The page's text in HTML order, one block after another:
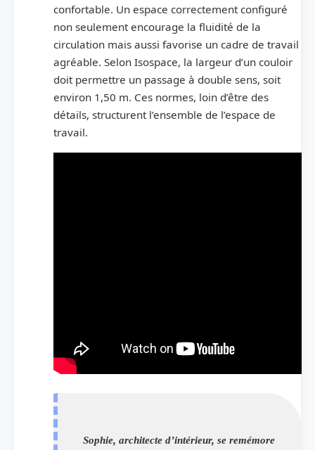
confortable. Un espace correctement configuré
non seulement encourage la fluidité de la
circulation mais aussi favorise un cadre de travail
agréable. Selon Isospace, la largeur d’un couloir
doit permettre un passage à double sens, soit
environ 1,50 m. Ces normes, loin d’être des
détails, structurent l’ensemble de l’espace de
travail.
Sophie, architecte d’intérieur, se remémore